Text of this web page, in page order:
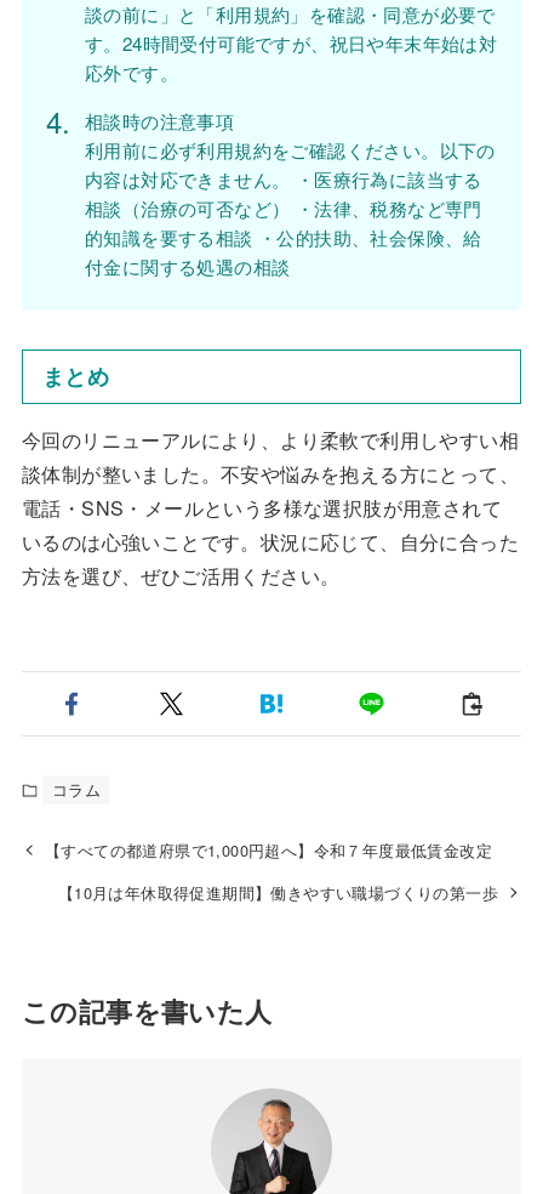
談の前に」と「利用規約」を確認・同意が必要で
す。24時間受付可能ですが、祝日や年末年始は対
応外です。
相談時の注意事項
利用前に必ず利用規約をご確認ください。以下の
内容は対応できません。 ・医療行為に該当する
相談（治療の可否など） ・法律、税務など専門
的知識を要する相談 ・公的扶助、社会保険、給
付金に関する処遇の相談
まとめ
今回のリニューアルにより、より柔軟で利用しやすい相
談体制が整いました。不安や悩みを抱える方にとって、
電話・SNS・メールという多様な選択肢が用意されて
いるのは心強いことです。状況に応じて、自分に合った
方法を選び、ぜひご活用ください。
コラム
【すべての都道府県で1,000円超へ】令和７年度最低賃金改定
【10月は年休取得促進期間】働きやすい職場づくりの第一歩
この記事を書いた人